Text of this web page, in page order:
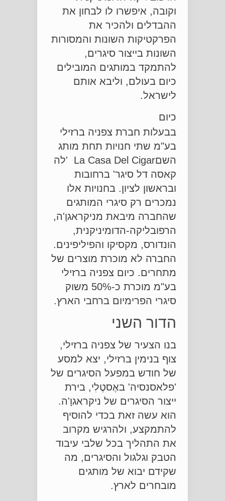
וקובה, איפשרו לו לבחון את
ההבדלים ולהכיר את
הפרקטיקות השונות והמסורות
השונות בייצור סיגרים,
להתמקד במותגים המובילים
כיום בעולם, וליבא אותם
לישראל.
כיום
בבעלות חברת צפניה ברזילי
בע"מ שתי חנויות תחת מותג
השםLa Casa Del Cigar 'לה
קאסה דל סיגר' ברחובות
ובראשון לציון. בחנויות אלו
נמכרים רק סיגרי המותגים
שהחברה מיבאת מניקראגוָ'ה,
הרפובליקה-הדומיניקנית,
הונדורס, מקסיקו והפיליפינים.
החברה לא מוכרת מוצרים של
מתחרים. כיום צפניה ברזילי
בע"מ מוכרת כ-50% משוק
סיגרי הפרימיום ברחבי הארץ.
הדור השני
בנו הצעיר של צפניה ברזילי,
צוף בנימין ברזילי, יצא למסע
של חודש במפעל הסיגרים של
'פלאסנסיה' באֶסטֶלִי, בירת
ייצור הסיגרים של ניקראגוָ'ה.
הוא עשה זאת בכדי להוסיף
להתמקצע, ולהרגיש מקרוב
את התהליך בכל שלבי עיבוד
הטבק וגלגול והסיגרים, מה
שקידם יבוא של מותגים
מובחרים לארץ.